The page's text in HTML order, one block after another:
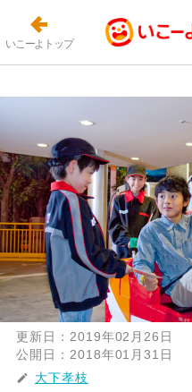
いこーよトップ
更新日： 2019年02月26日
公開日： 2018年01月31日
大下孝枝